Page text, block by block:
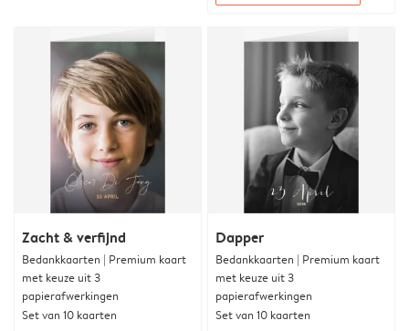
Zacht & verfijnd
Bedankkaarten | Premium kaart
met keuze uit 3
papierafwerkingen
Set van 10 kaarten
Dapper
Bedankkaarten | Premium kaart
met keuze uit 3
papierafwerkingen
Set van 10 kaarten